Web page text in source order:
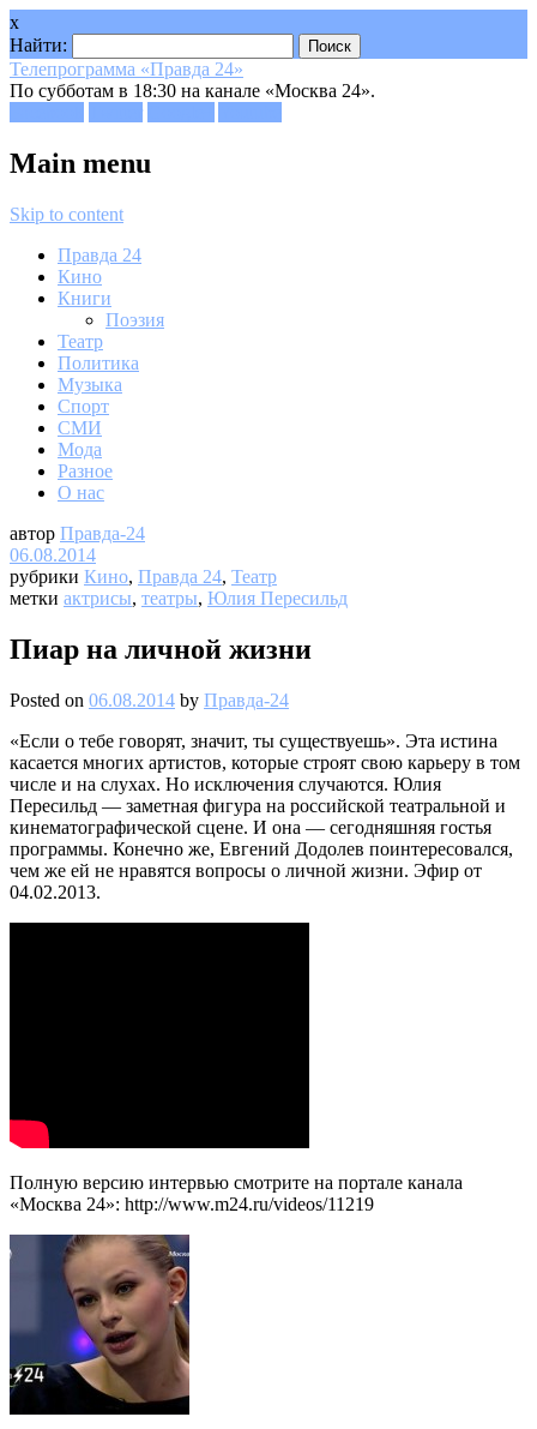
x
Найти:
Телепрограмма «Правда 24»
По субботам в 18:30 на канале «Москва 24».
Main menu
Skip to content
Правда 24
Кино
Книги
Поэзия
Театр
Политика
Музыка
Спорт
СМИ
Мода
Разное
О нас
автор Правда-24
06.08.2014
рубрики Кино, Правда 24, Театр
метки актрисы, театры, Юлия Пересильд
Пиар на личной жизни
Posted on 06.08.2014 by Правда-24
«Если о тебе говорят, значит, ты существуешь». Эта истина
касается многих артистов, которые строят свою карьеру в том
числе и на слухах. Но исключения случаются. Юлия
Пересильд — заметная фигура на российской театральной и
кинематографической сцене. И она — сегодняшняя гостья
программы. Конечно же, Евгений Додолев поинтересовался,
чем же ей не нравятся вопросы о личной жизни. Эфир от
04.02.2013.
Полную версию интервью смотрите на портале канала
«Москва 24»: http://www.m24.ru/videos/11219